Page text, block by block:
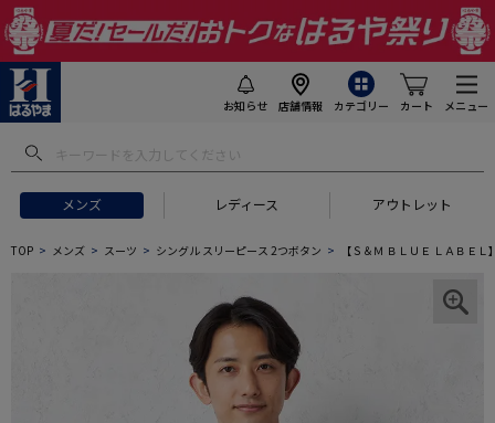
お知らせ 店舗情報 カテゴリー カート メニュー
メンズ レディース アウトレット
TOP メンズ スーツ シングル スリーピース 2つボタン 【Ｓ＆Ｍ ＢＬＵＥ ＬＡＢＥ